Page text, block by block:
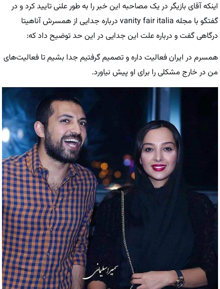
اینکه آقای بازیگر در یک مصاحبه این خبر را به طور علنی تایید کرد و در
گفتگو با مجله vanity fair italia درباره جدایی‌ از همسرش آناهیتا
درگاهی گفت و درباره علت این جدایی در این حد توضیح داد که:
همسرم در ایران فعالیت داره و تصمیم گرفتیم جدا بشیم تا فعالیت‌های
من در خارج مشکلی را برای او پیش نیاورد.